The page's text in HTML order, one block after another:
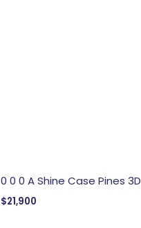
0 0 0 A Shine Case Pines 3D
$21,900